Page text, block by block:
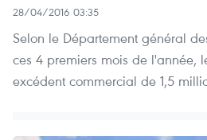
28/04/2016 03:35
Selon le Département général
ces 4 premiers mois de l'année,
excédent commercial de 1,5